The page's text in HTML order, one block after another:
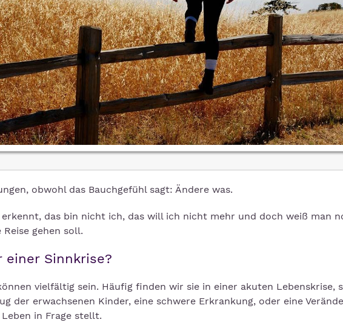
obwohl das Bauchgefühl sagt: Ändere was.
das bin nicht ich, das will ich nicht mehr und doch weiß man
gehen soll.
einer Sinnkrise?
vielfältig sein. Häufig finden wir sie in einer akuten Lebenskrise,
der erwachsenen Kinder, eine schwere Erkrankung, oder eine
in Frage stellt.